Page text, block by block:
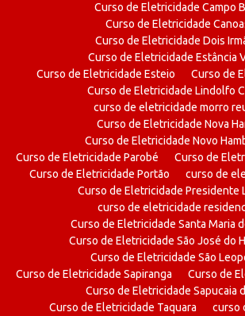
Curso de Eletricidade Campo
Curso de Eletricidade
Curso de Eletricidade Dois
Curso de Eletricidade Estância
Curso de Eletricidade Esteio
Curso de
Curso de Eletricidade Lindolfo
curso de eletricidade morro
Curso de Eletricidade Nova
Curso de Eletricidade Novo
Curso de Eletricidade Parobé
Curso de
Curso de Eletricidade Portão
curso de
Curso de Eletricidade Presidente
curso de eletricidade
Curso de Eletricidade Santa Maria
Curso de Eletricidade São José do
Curso de Eletricidade São
Curso de Eletricidade Sapiranga
Curso de
Curso de Eletricidade Sapucaia
Curso de Eletricidade Taquara
curso